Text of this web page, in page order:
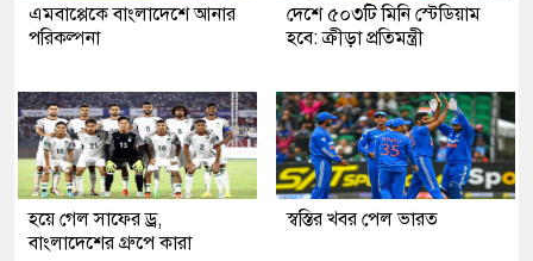
এমবাপ্পেকে বাংলাদেশে আনার
পরিকল্পনা
দেশে ৫০৩টি মিনি স্টেডিয়াম
হবে: ক্রীড়া প্রতিমন্ত্রী
হয়ে গেল সাফের ড্র,
বাংলাদেশের গ্রুপে কারা
স্বস্তির খবর পেল ভারত